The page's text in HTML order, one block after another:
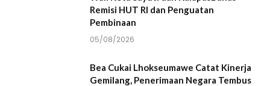
Remisi HUT RI dan Penguatan
Pembinaan
05/08/2026
Bea Cukai Lhokseumawe Catat Kinerja
Gemilang, Penerimaan Negara Tembus